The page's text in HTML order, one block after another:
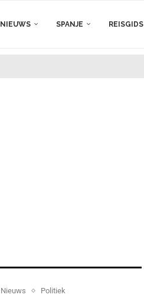
NIEUWS SPANJE REISGIDS
Nieuws Politiek